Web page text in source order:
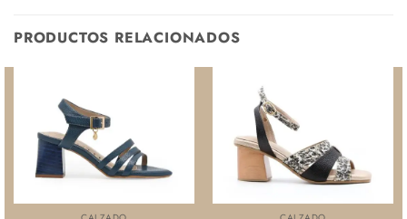
PRODUCTOS RELACIONADOS